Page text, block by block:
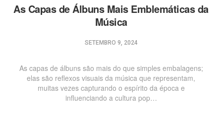
As Capas de Álbuns Mais Emblemáticas da
Música
SETEMBRO 9, 2024
As capas de álbuns são mais do que simples embalagens;
elas são reflexos visuais da música que representam,
muitas vezes capturando o espírito da época e
influenciando a cultura pop…